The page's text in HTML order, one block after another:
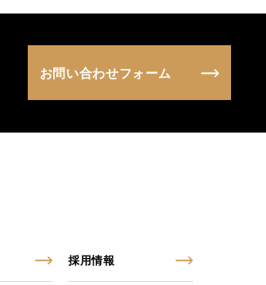
お問い合わせフォーム
採用情報